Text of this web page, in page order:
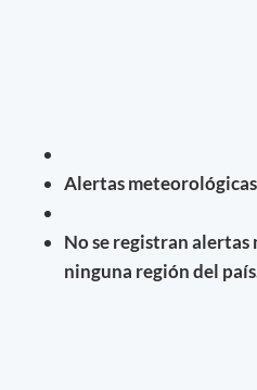
Alertas
No se registran
ninguna región del